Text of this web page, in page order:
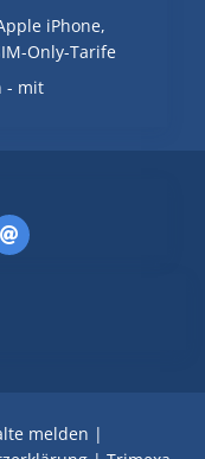
iPhone,
Only-Tarife
- mit
melden |